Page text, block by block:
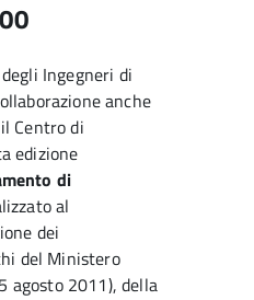
Ingegneri di
anche
Centro di
edizione
di
al
dei
del Ministero
agosto 2011), della